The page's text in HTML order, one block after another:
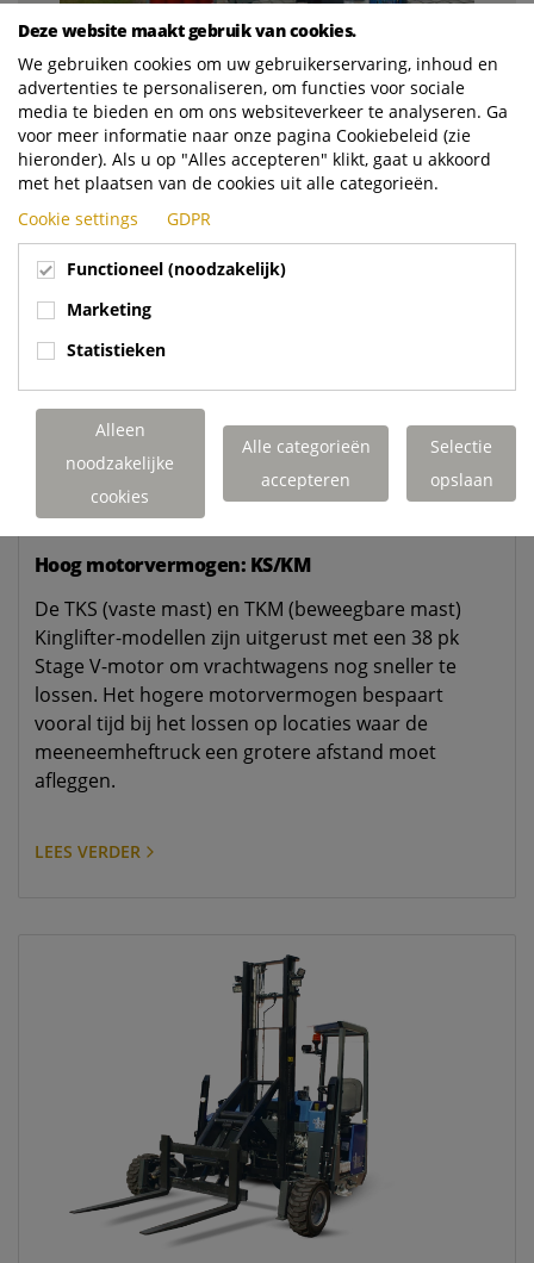
Hoog motorvermogen: KS/KM
De TKS (vaste mast) en TKM (beweegbare mast)
Kinglifter-modellen zijn uitgerust met een 38 pk
Stage V-motor om vrachtwagens nog sneller te
lossen. Het hogere motorvermogen bespaart
vooral tijd bij het lossen op locaties waar de
meeneemheftruck een grotere afstand moet
afleggen.
LEES VERDER
Deze website maakt gebruik van cookies.
We gebruiken cookies om uw gebruikerservaring, inhoud en
advertenties te personaliseren, om functies voor sociale
media te bieden en om ons websiteverkeer te analyseren. Ga
voor meer informatie naar onze pagina Cookiebeleid (zie
hieronder). Als u op "Alles accepteren" klikt, gaat u akkoord
met het plaatsen van de cookies uit alle categorieën.
Cookie settings
GDPR
Functioneel (noodzakelijk)
Marketing
Statistieken
Alleen
noodzakelijke
cookies
Alle categorieën
accepteren
Selectie
opslaan